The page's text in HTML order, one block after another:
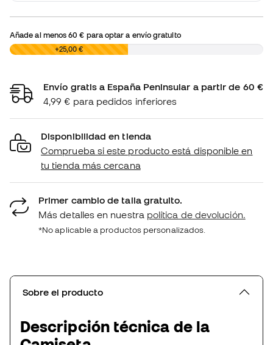
Añade al menos60 € para optar a envío gratuito
0,00 € +25,00 €
Envío gratis a España Peninsular a partir de 60 €
4,99 € para pedidos inferiores
Disponibilidad en tienda
Comprueba si este producto está disponible en
tu tienda más cercana
Primer cambio de talla gratuito.
Más detalles en nuestra política de devolución.
*No aplicable a productos personalizados.
Sobre el producto
Descripción técnica de la